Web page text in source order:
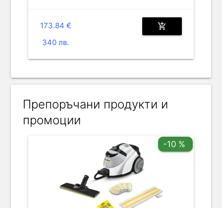
173.84 €
340 лв.
add_shopping_cart
Препоръчани продукти и
промоции
-10 %